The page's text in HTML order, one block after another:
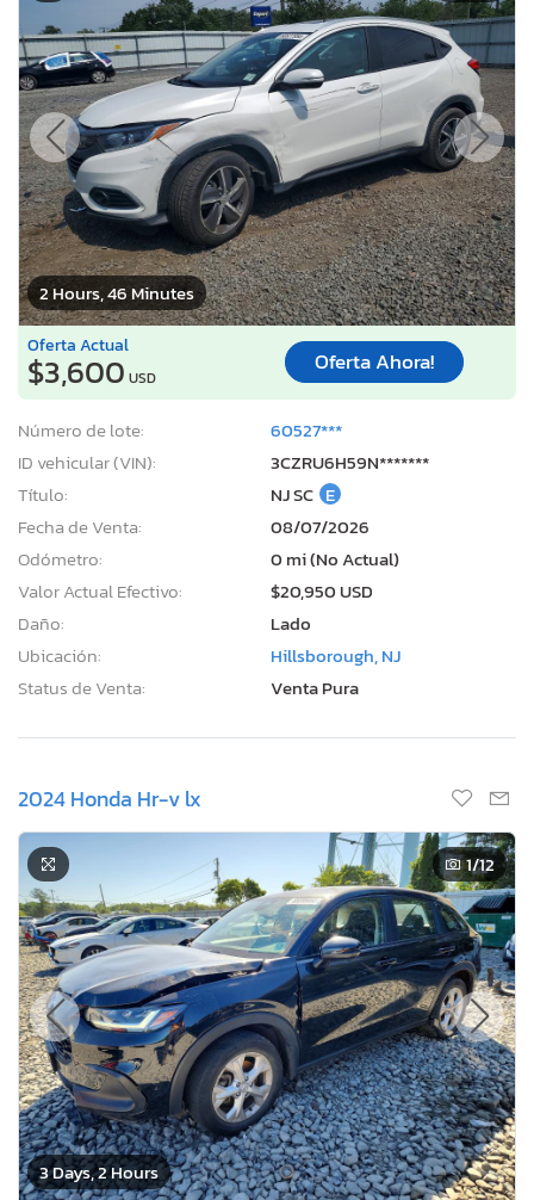
2 Hours, 46 Minutes
Oferta Actual
$3,600 USD
Oferta Ahora!
Número de lote:
60527***
ID vehicular (VIN):
3CZRU6H59N*******
Título:
NJ SC E
Fecha de Venta:
08/07/2026
Odómetro:
0 mi (No Actual)
Valor Actual Efectivo:
$20,950 USD
Daño:
Lado
Ubicación:
Hillsborough, NJ
Status de Venta:
Venta Pura
2024 Honda Hr-v lx
3 Days, 2 Hours
1/12